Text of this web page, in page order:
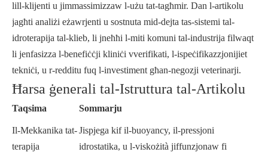
lill-klijenti u jimmassimizzaw l-użu tat-tagħmir. Dan l-artikolu
jagħti analiżi eżawrjenti u sostnuta mid-dejta tas-sistemi tal-
idroterapija tal-klieb, li jneħħi l-miti komuni tal-industrija filwaqt
li jenfasizza l-benefiċċji kliniċi vverifikati, l-ispeċifikazzjonijiet
tekniċi, u r-redditu fuq l-investiment għan-negozji veterinarji.
Ħarsa ġenerali tal-Istruttura tal-Artikolu
Taqsima Sommarju
Il-Mekkanika tat-
terapija
Jispjega kif il-buoyancy, il-pressjoni
idrostatika, u l-viskożità jiffunzjonaw fi